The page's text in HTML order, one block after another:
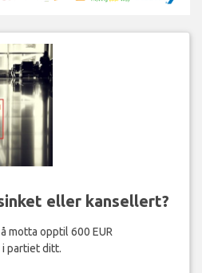
eller kansellert?
motta opptil 600 EUR
i partiet ditt.